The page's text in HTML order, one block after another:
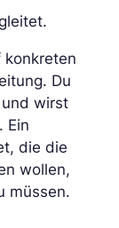
Du
wirst
Ein
die die
wollen,
müssen.